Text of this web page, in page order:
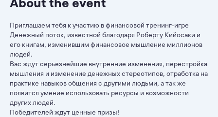
Приглашаем тебя к участию в финансовой тренинг-игре
Денежный поток, известной благодаря Роберту Кийосаки и
его книгам, изменившим финансовое мышление миллионов
людей.
Вас ждут серьезнейшие внутренние изменения, перестройка
мышления и изменение денежных стереотипов, отработка на
практике навыков общения с другими людьми, а так же
появится умение использовать ресурсы и возможности
других людей.
Победителей ждут ценные призы!